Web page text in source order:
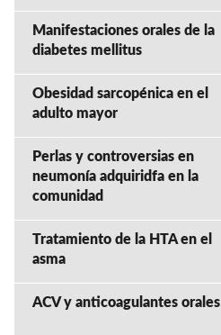
Manifestaciones orales de la
diabetes mellitus
Obesidad sarcopénica en el
adulto mayor
Perlas y controversias en
neumonía adquiridfa en la
comunidad
Tratamiento de la HTA en el
asma
ACV y anticoagulantes orales